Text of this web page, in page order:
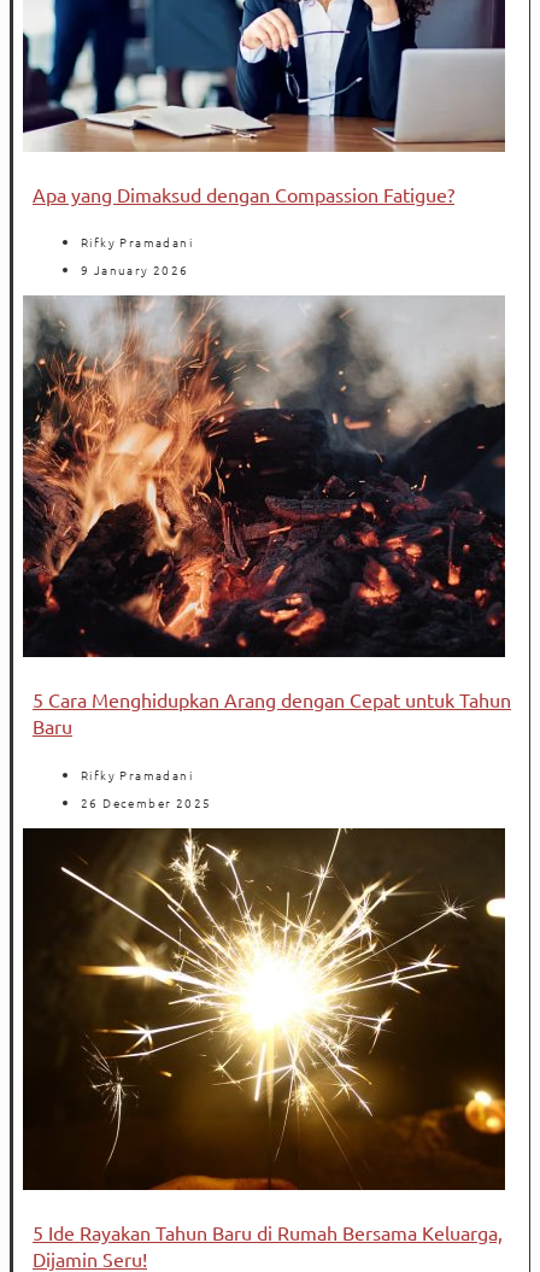
Apa yang Dimaksud dengan Compassion Fatigue?
Rifky Pramadani
9 January 2026
5 Cara Menghidupkan Arang dengan Cepat untuk Tahun
Baru
Rifky Pramadani
26 December 2025
5 Ide Rayakan Tahun Baru di Rumah Bersama Keluarga,
Dijamin Seru!